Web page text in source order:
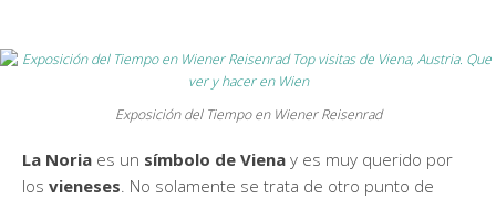
Exposición del Tiempo en Wiener Reisenrad
La Noria es un símbolo de Viena y es muy querido por
los vieneses. No solamente se trata de otro punto de